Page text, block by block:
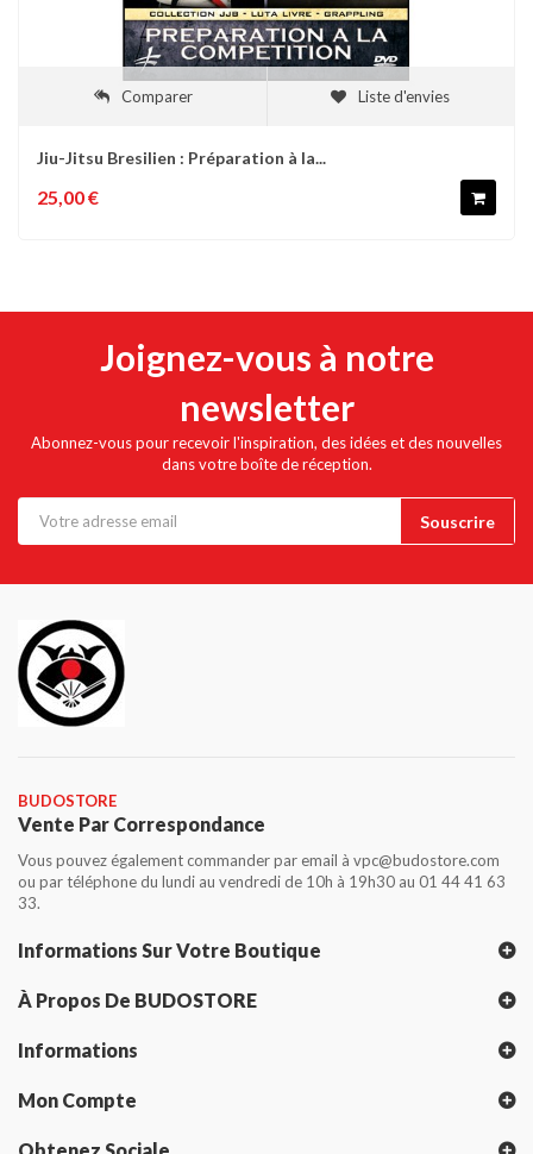
Comparer Liste d'envies
Jiu-Jitsu Bresilien : Préparation à la...
25,00 €
Joignez-vous à notre
newsletter
Abonnez-vous pour recevoir l'inspiration, des idées et des nouvelles
dans votre boîte de réception.
BUDOSTORE
Vente Par Correspondance
Vous pouvez également commander par email à vpc@budostore.com
ou par téléphone du lundi au vendredi de 10h à 19h30 au 01 44 41 63
33.
Informations Sur Votre Boutique
À Propos De BUDOSTORE
Informations
Mon Compte